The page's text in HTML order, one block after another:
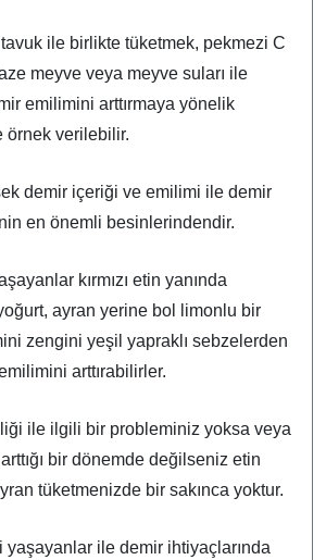
tavuk ile birlikte tüketmek, pekmezi C
meyve veya meyve suları ile
emilimini arttırmaya yönelik
örnek verilebilir.
demir içeriği ve emilimi ile demir
en önemli besinlerindendir.
kırmızı etin yanında
ayran yerine bol limonlu bir
zengini yeşil yapraklı sebzelerden
arttırabilirler.
ile ilgili bir probleminiz yoksa veya
bir dönemde değilseniz etin
tüketmenizde bir sakınca yoktur.
yaşayanlar ile demir ihtiyaçlarında